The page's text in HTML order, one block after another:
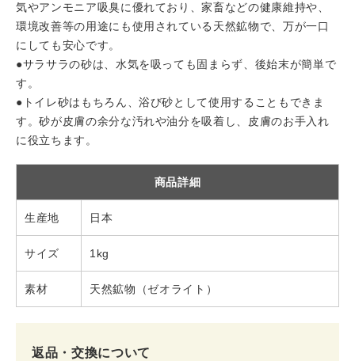
気やアンモニア吸臭に優れており、家畜などの健康維持や、
環境改善等の用途にも使用されている天然鉱物で、万が一口
にしても安心です。
●サラサラの砂は、水気を吸っても固まらず、後始末が簡単で
す。
●トイレ砂はもちろん、浴び砂として使用することもできま
す。砂が皮膚の余分な汚れや油分を吸着し、皮膚のお手入れ
に役立ちます。
商品詳細
生産地 日本
サイズ 1kg
素材 天然鉱物（ゼオライト）
返品・交換について